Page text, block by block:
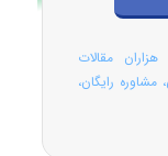
مقالات
رایگان،